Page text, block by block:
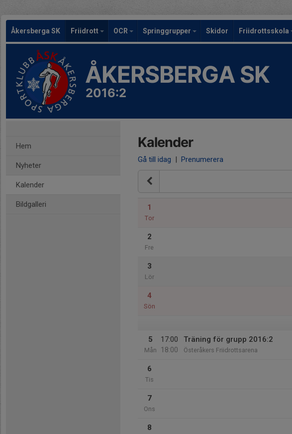
Åkersberga SK Friidrott OCR Springgrupper Skidor Friidrottsskola
ÅKERSBERGA SK
2016:2
Hem
Nyheter
Kalender
Bildgalleri
Kalender
Gå till idag | Prenumerera
1
Tor
2
Fre
3
Lör
4
Sön
5
Mån
17:00
18:00
Träning för grupp 2016:2
Österåkers Friidrottsarena
6
Tis
7
Ons
8